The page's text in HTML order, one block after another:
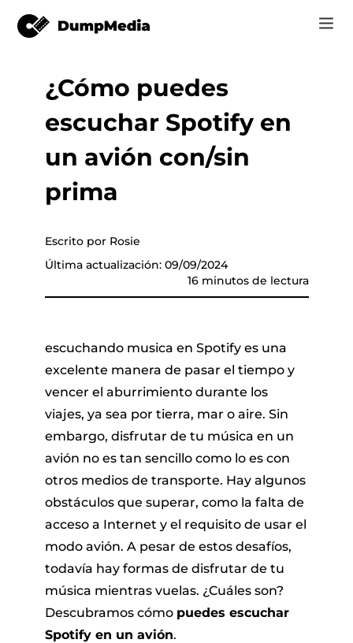
Music
música
YouTube
línea
SoundCloud
Vídeo
Herramientas en línea
Spotify a mp3
Música de YouTube para MP3
Suno a MP3
Tienda
Soporte
Iniciar Sesión
Registrarse
¿Cómo puedes
escuchar Spotify en
un avión con/sin
prima
Escrito por Rosie
Última actualización: 09/09/2024
16 minutos de lectura
escuchando musica en Spotify es una
excelente manera de pasar el tiempo y
vencer el aburrimiento durante los
viajes, ya sea por tierra, mar o aire. Sin
embargo, disfrutar de tu música en un
avión no es tan sencillo como lo es con
otros medios de transporte. Hay algunos
obstáculos que superar, como la falta de
acceso a Internet y el requisito de usar el
modo avión. A pesar de estos desafíos,
todavía hay formas de disfrutar de tu
música mientras vuelas. ¿Cuáles son?
Descubramos cómo puedes escuchar
Spotify en un avión.